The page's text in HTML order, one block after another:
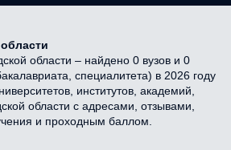
области – найдено 0 вузов и 0
специалитета) в 2026 году
институтов, академий,
области с адресами, отзывами,
и проходным баллом.